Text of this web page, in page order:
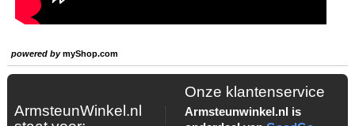
powered bymyShop.com
ArmsteunWinkel.nl
Onze klantenservice
Armsteunwinkel.nl is